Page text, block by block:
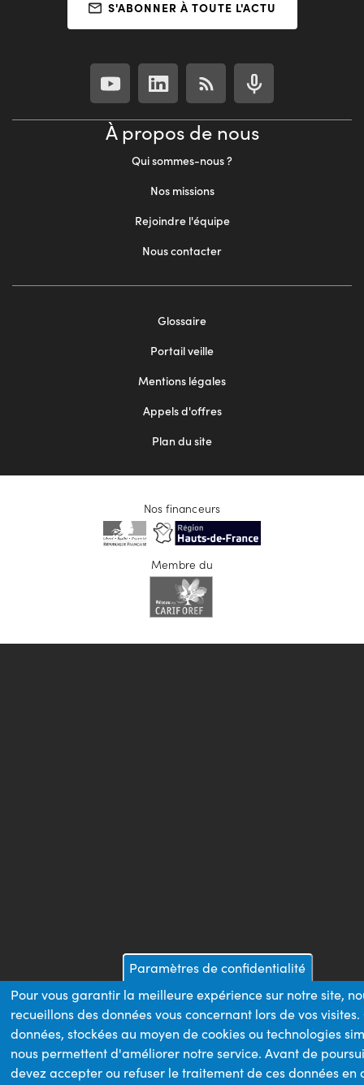
S'ABONNER À TOUTE L'ACTU
À propos de nous
Qui sommes-nous ?
Nos missions
Rejoindre l'équipe
Nous contacter
Glossaire
Portail veille
Mentions légales
Appels d'offres
Plan du site
Nos financeurs
Membre du
Paramètres de confidentialité
Pour vous garantir la meilleure expérience sur notre site,
recueillons des données vous concernant lors de vos visites.
données, stockées au moyen de cookies ou technologies
nous permettent d'améliorer notre service. Avant de
devez accepter ou refuser le traitement de ces données en